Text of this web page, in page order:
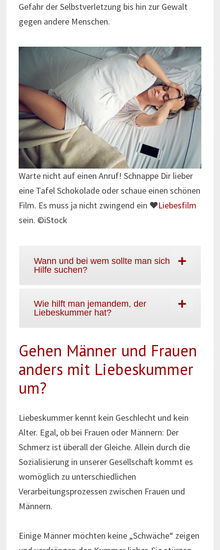
Gefahr der Selbstverletzung bis hin zur Gewalt
gegen andere Menschen.
Warte nicht auf einen Anruf! Schnappe Dir lieber
eine Tafel Schokolade oder schaue einen schönen
Film. Es muss ja nicht zwingend ein ♥Liebesfilm
sein. ©iStock
Wann und bei wem sollte man sich
Hilfe suchen?
Wie hilft man jemandem, der
Liebeskummer hat?
Gehen Männer und Frauen
anders mit Liebeskummer
um?
Liebeskummer kennt kein Geschlecht und kein
Alter. Egal, ob bei Frauen oder Männern: Der
Schmerz ist überall der Gleiche. Allein durch die
Sozialisierung in unserer Gesellschaft kommt es
womöglich zu unterschiedlichen
Verarbeitungsprozessen zwischen Frauen und
Männern.
Einige Männer möchten keine „Schwäche“ zeigen